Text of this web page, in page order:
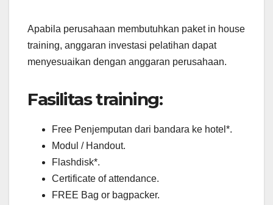
Apabila perusahaan membutuhkan paket in house
training, anggaran investasi pelatihan dapat
menyesuaikan dengan anggaran perusahaan.
Fasilitas training:
Free Penjemputan dari bandara ke hotel*.
Modul / Handout.
Flashdisk*.
Certificate of attendance.
FREE Bag or bagpacker.